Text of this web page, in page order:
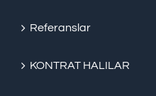
Referanslar
KONTRAT HALILAR